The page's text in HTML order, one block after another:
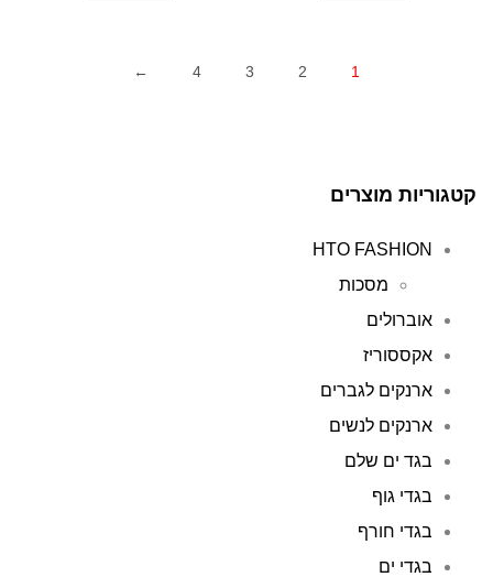
קטגוריות מוצרים
HTO FASHION
מסכות
אוברולים
אקססוריז
ארנקים לגברים
ארנקים לנשים
בגד ים שלם
בגדי גוף
בגדי חורף
בגדי ים
1
2
3
4
←